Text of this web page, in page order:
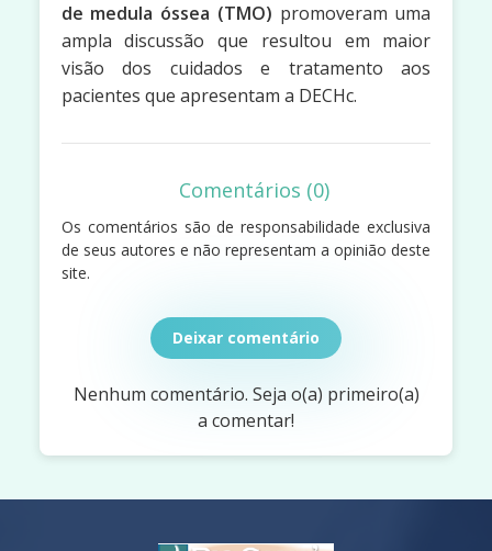
de medula óssea (TMO) promoveram uma
ampla discussão que resultou em maior
visão dos cuidados e tratamento aos
pacientes que apresentam a DECHc.
Comentários (0)
Os comentários são de responsabilidade exclusiva
de seus autores e não representam a opinião deste
site.
Deixar comentário
Nenhum comentário. Seja o(a) primeiro(a)
a comentar!